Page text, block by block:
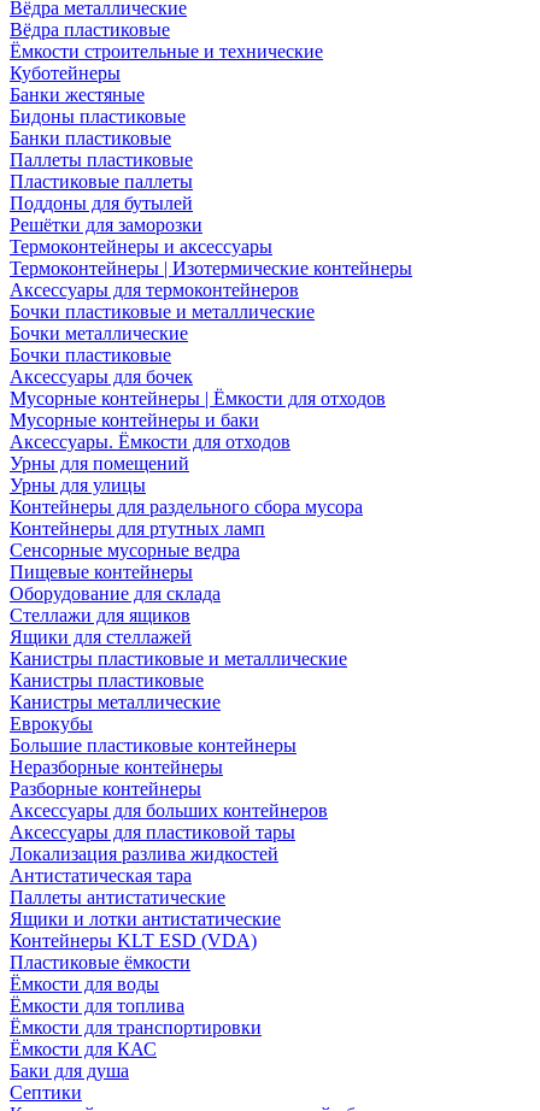
Вёдра металлические
Вёдра пластиковые
Ёмкости строительные и технические
Куботейнеры
Банки жестяные
Бидоны пластиковые
Банки пластиковые
Паллеты пластиковые
Пластиковые паллеты
Поддоны для бутылей
Решётки для заморозки
Термоконтейнеры и аксессуары
Термоконтейнеры | Изотермические контейнеры
Аксессуары для термоконтейнеров
Бочки пластиковые и металлические
Бочки металлические
Бочки пластиковые
Аксессуары для бочек
Мусорные контейнеры | Ёмкости для отходов
Мусорные контейнеры и баки
Аксессуары. Ёмкости для отходов
Урны для помещений
Урны для улицы
Контейнеры для раздельного сбора мусора
Контейнеры для ртутных ламп
Сенсорные мусорные ведра
Пищевые контейнеры
Оборудование для склада
Стеллажи для ящиков
Ящики для стеллажей
Канистры пластиковые и металлические
Канистры пластиковые
Канистры металлические
Еврокубы
Большие пластиковые контейнеры
Неразборные контейнеры
Разборные контейнеры
Аксессуары для больших контейнеров
Аксессуары для пластиковой тары
Локализация разлива жидкостей
Антистатическая тара
Паллеты антистатические
Ящики и лотки антистатические
Контейнеры KLT ESD (VDA)
Пластиковые ёмкости
Ёмкости для воды
Ёмкости для топлива
Ёмкости для транспортировки
Ёмкости для КАС
Баки для душа
Септики